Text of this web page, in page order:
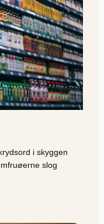
i skyggen
slog